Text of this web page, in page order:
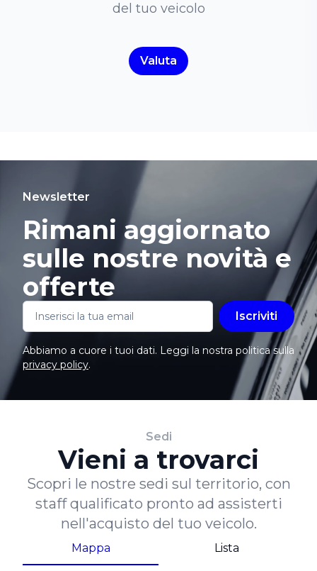
del tuo veicolo
Valuta
Newsletter
Rimani aggiornato
sulle nostre novità e
offerte
Iscriviti
Abbiamo a cuore i tuoi dati. Leggi la nostra politica sulla
privacy policy.
Sedi
Vieni a trovarci
Scopri le nostre sedi sul territorio, con
staff qualificato pronto ad assisterti
nell'acquisto del tuo veicolo.
Mappa Lista